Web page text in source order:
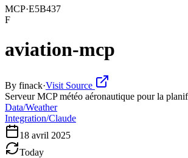
MCP·E5B437
F
aviation-mcp
By finack·Visit Source
Serveur MCP météo aéronautique pour la
Data/Weather
Integration/Claude
18 avril 2025
Today